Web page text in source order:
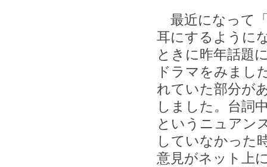
最近になって
耳にするように
ときに昨年話題
ドラマをみまし
れていた部分が
しました。台詞
というニュアン
していなかった
意見がネット上